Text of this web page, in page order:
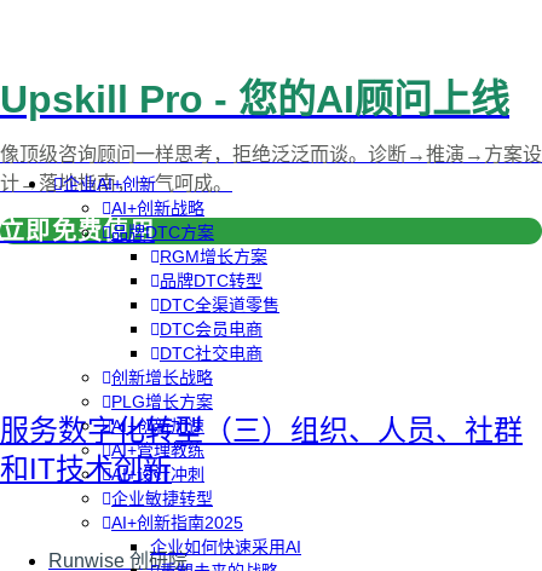
企业AI+创新
AI+创新战略
品牌DTC方案
RGM增长方案
品牌DTC转型
DTC全渠道零售
DTC会员电商
DTC社交电商
创新增长战略
PLG增长方案
AI+创新加速
AI+管理教练
AI+设计冲刺
企业敏捷转型
AI+创新指南2025
企业如何快速采用AI
Upskill Pro - 您的AI顾问上线
像顶级咨询顾问一样思考，拒绝泛泛而谈。诊断→推演→方案设
计→落地指南，一气呵成。
立即免费使用
服务数字化转型（三）组织、人员、社群
和IT技术创新
Runwise 创研院